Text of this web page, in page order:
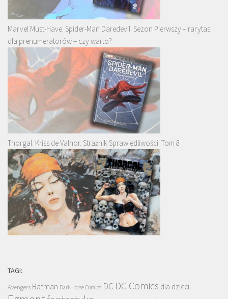
Marvel Must-Have: Spider-Man Daredevil. Sezon Pierwszy – rarytas
dla prenumeratorów – czy warto?
Thorgal. Kriss de Valnor. Strażnik Sprawiedliwości. Tom 8
TAGI:
Avengers Batman Dark Horse Comics DC DC Comics dla dzieci